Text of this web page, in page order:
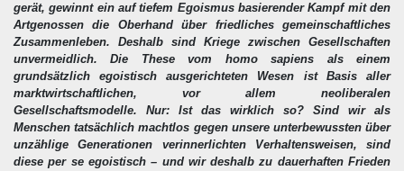
gerät, gewinnt ein auf tiefem Egoismus basierender Kampf mit den
Artgenossen die Oberhand über friedliches gemeinschaftliches
Zusammenleben. Deshalb sind Kriege zwischen Gesellschaften
unvermeidlich. Die These vom homo sapiens als einem
grundsätzlich egoistisch ausgerichteten Wesen ist Basis aller
marktwirtschaftlichen, vor allem neoliberalen
Gesellschaftsmodelle. Nur: Ist das wirklich so? Sind wir als
Menschen tatsächlich machtlos gegen unsere unterbewussten über
unzählige Generationen verinnerlichten Verhaltensweisen, sind
diese per se egoistisch – und wir deshalb zu dauerhaften Frieden